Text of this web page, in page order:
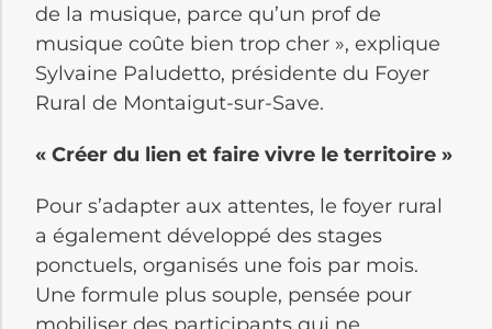
de la musique, parce qu’un prof de
musique coûte bien trop cher », explique
Sylvaine Paludetto, présidente du Foyer
Rural de Montaigut-sur-Save.
« Créer du lien et faire vivre le territoire »
Pour s’adapter aux attentes, le foyer rural
a également développé des stages
ponctuels, organisés une fois par mois.
Une formule plus souple, pensée pour